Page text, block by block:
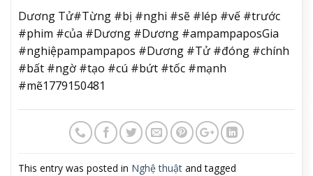
Dương Tử#Từng #bị #nghi #sẽ #lép #vế #trước
#phim #của #Dương #Dương #ampampaposGia
#nghiệpampampapos #Dương #Tử #đóng #chính
#bất #ngờ #tạo #cú #bứt #tốc #mạnh
#mẽ1779150481
This entry was posted in Nghệ thuật and tagged